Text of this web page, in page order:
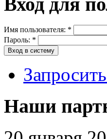
Имя пользователя: *
Пароль: *
Наши